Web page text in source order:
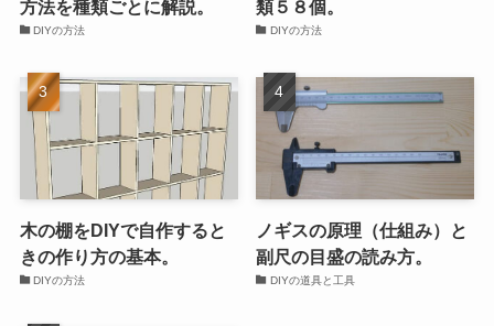
方法を種類ごとに解説。
DIYの方法
類５８個。
DIYの方法
木の棚をDIYで自作すると
きの作り方の基本。
DIYの方法
ノギスの原理（仕組み）と
副尺の目盛の読み方。
DIYの道具と工具